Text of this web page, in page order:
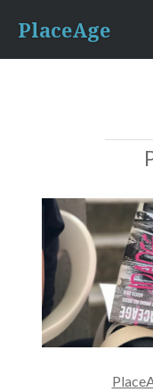
para
conteúdo
PlaceAge